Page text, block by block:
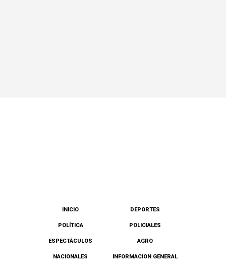
INICIO DEPORTES
POLÍTICA POLICIALES
ESPECTÁCULOS AGRO
NACIONALES INFORMACION GENERAL